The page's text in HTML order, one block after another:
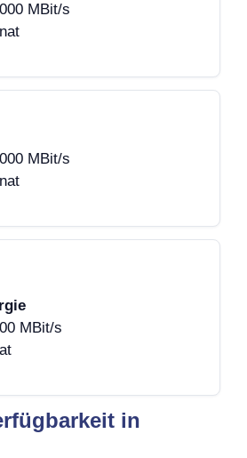
MBit/s
MBit/s
MBit/s
in